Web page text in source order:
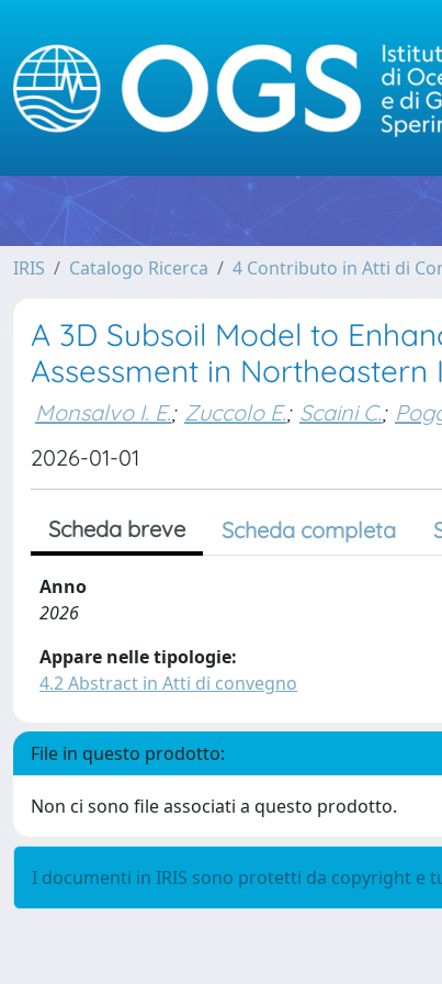
IRIS Catalogo Ricerca 4 Contributo in Atti di
A 3D Subsoil Model to
Assessment in Northeastern
Monsalvo I. E.; Zuccolo E.; Scaini C.;
2026-01-01
Scheda breve Scheda completa
Anno
2026
Appare nelle tipologie:
4.2 Abstract in Atti di convegno
File in questo prodotto:
Non ci sono file associati a questo prodotto.
I documenti in IRIS sono protetti da copyright e